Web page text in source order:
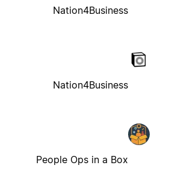
Nation4Business
Nation4Business
People Ops in a Box